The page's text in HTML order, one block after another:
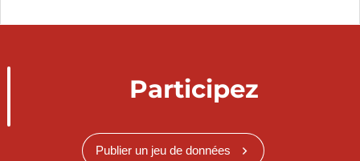
Participez
Publier un jeu de données